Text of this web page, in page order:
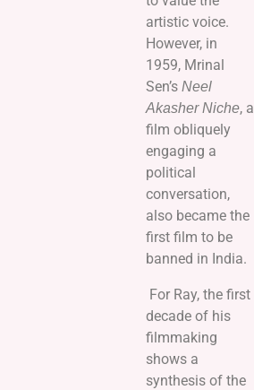
artistic voice.
However, in
1959, Mrinal
Sen’s Neel
Akasher Niche, a
film obliquely
engaging a
political
conversation,
also became the
first film to be
banned in India.
For Ray, the first
decade of his
filmmaking
shows a
synthesis of the